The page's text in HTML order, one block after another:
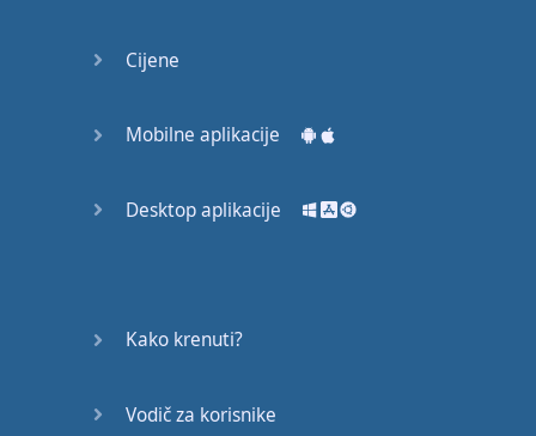
Cijene
Mobilne aplikacije
Desktop aplikacije
Kako krenuti?
Vodič za korisnike